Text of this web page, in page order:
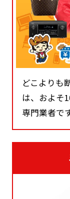
どこよりも
は、およそ
専門業者です